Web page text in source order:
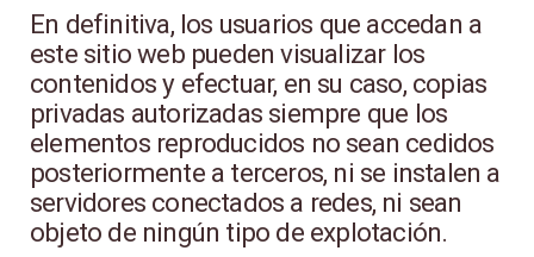
En definitiva, los usuarios que accedan a
este sitio web pueden visualizar los
contenidos y efectuar, en su caso, copias
privadas autorizadas siempre que los
elementos reproducidos no sean cedidos
posteriormente a terceros, ni se instalen a
servidores conectados a redes, ni sean
objeto de ningún tipo de explotación.